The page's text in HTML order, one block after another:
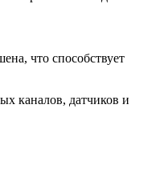
что способствует
каналов, датчиков и